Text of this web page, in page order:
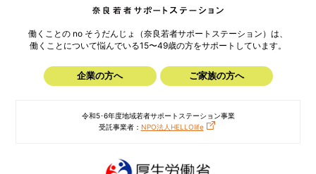
働くことの no そうだんじょ（奈良若者サポートステーション）は、
働くことについて悩んでいる15〜49歳の方をサポートしています。
企業の方へ ご家族の方へ
令和5･6年度地域若者サポートステーション事業
受託事業者： NPO法人HELLOlife